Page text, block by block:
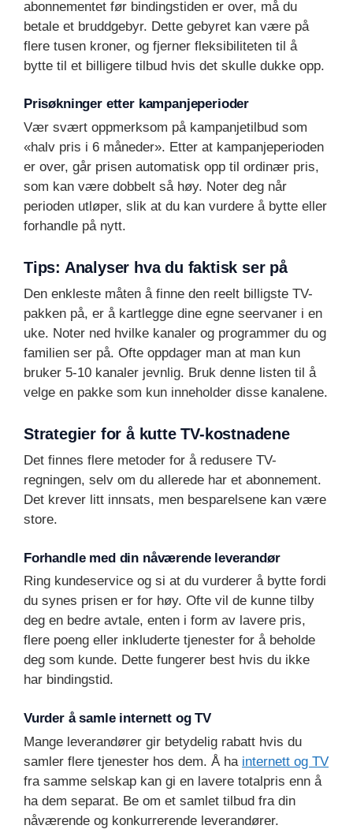
abonnementet før bindingstiden er over, må du
betale et bruddgebyr. Dette gebyret kan være på
flere tusen kroner, og fjerner fleksibiliteten til å
bytte til et billigere tilbud hvis det skulle dukke opp.
Prisøkninger etter kampanjeperioder
Vær svært oppmerksom på kampanjetilbud som
«halv pris i 6 måneder». Etter at kampanjeperioden
er over, går prisen automatisk opp til ordinær pris,
som kan være dobbelt så høy. Noter deg når
perioden utløper, slik at du kan vurdere å bytte eller
forhandle på nytt.
Tips: Analyser hva du faktisk ser på
Den enkleste måten å finne den reelt billigste TV-
pakken på, er å kartlegge dine egne seervaner i en
uke. Noter ned hvilke kanaler og programmer du og
familien ser på. Ofte oppdager man at man kun
bruker 5-10 kanaler jevnlig. Bruk denne listen til å
velge en pakke som kun inneholder disse kanalene.
Strategier for å kutte TV-kostnadene
Det finnes flere metoder for å redusere TV-
regningen, selv om du allerede har et abonnement.
Det krever litt innsats, men besparelsene kan være
store.
Forhandle med din nåværende leverandør
Ring kundeservice og si at du vurderer å bytte fordi
du synes prisen er for høy. Ofte vil de kunne tilby
deg en bedre avtale, enten i form av lavere pris,
flere poeng eller inkluderte tjenester for å beholde
deg som kunde. Dette fungerer best hvis du ikke
har bindingstid.
Vurder å samle internett og TV
Mange leverandører gir betydelig rabatt hvis du
samler flere tjenester hos dem. Å ha internett og TV
fra samme selskap kan gi en lavere totalpris enn å
ha dem separat. Be om et samlet tilbud fra din
nåværende og konkurrerende leverandører.